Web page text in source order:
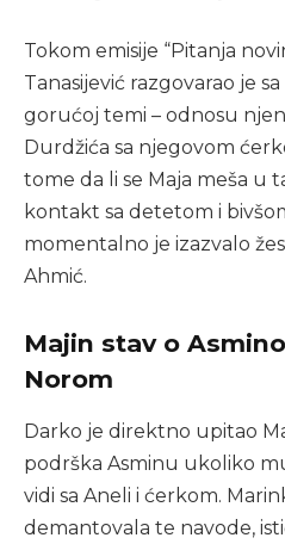
Tokom emisije “Pitanja
Tanasijević razgovarao je
gorućoj temi – odnosu
Durdžića sa njegovom
tome da li se Maja meša u
kontakt sa detetom i
momentalno je izazvalo
Ahmić.
Majin stav o
Norom
Darko je direktno upitao
podrška Asminu ukoliko
vidi sa Aneli i ćerkom.
demantovala te navode,